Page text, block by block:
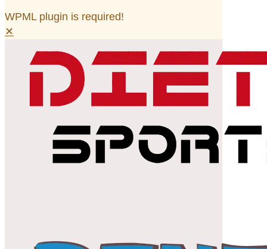
WPML plugin is required!
✕